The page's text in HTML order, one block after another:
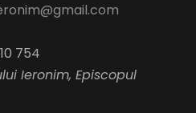
754
Ieronim, Episcopul